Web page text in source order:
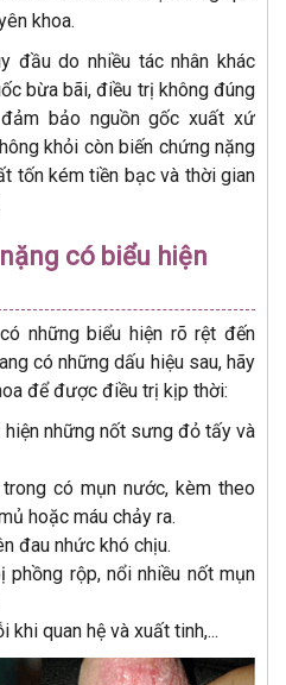
khoa.
đầu do nhiều tác nhân khác
bừa bãi, điều trị không đúng
bảo nguồn gốc xuất xứ
khỏi còn biến chứng nặng
tốn kém tiền bạc và thời gian
có biểu hiện
những biểu hiện rõ rệt đến
có những dấu hiệu sau, hãy
để được điều trị kịp thời:
những nốt sưng đỏ tấy và
có mụn nước, kèm theo
hoặc máu chảy ra.
đau nhức khó chịu.
phồng rộp, nổi nhiều nốt mụn
quan hệ và xuất tinh,...